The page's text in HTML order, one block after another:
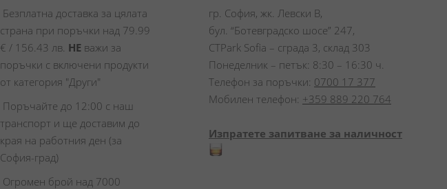
Безплатна доставка за цялата
страна при поръчки над 79.99
€ / 156.43 лв. НЕ важи за
поръчки с включени продукти
от категория "Други"
Поръчайте до 12:00 с наш
транспорт и ще доставим до
края на работния ден (за
София-град)
Огромен брой над 7000
гр. София, жк. Левски В,
бул. “Ботевградско шосе” 247,
CTPark Sofia – сграда 3, склад 303
Понеделник – петък: 8:30 – 16:30 ч.
Телефон за поръчки: 0700 17 377
Мобилен телефон: +359 889 220 764
Изпратете запитване за наличност